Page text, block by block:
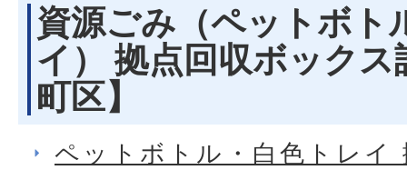
資源ごみ（ペットボト
イ） 拠点回収ボックス
町区】
ペットボトル・白色トレイ